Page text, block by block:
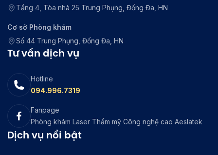
Tầng 4, Tòa nhà 25 Trung Phụng, Đống Đa, HN
Cơ sở Phòng khám
Số 44 Trung Phụng, Đống Đa, HN
Tư vấn dịch vụ
Hotline
094.996.7319
Fanpage
Phòng khám Laser Thẩm mỹ Công nghệ cao Aeslatek
Dịch vụ nổi bật